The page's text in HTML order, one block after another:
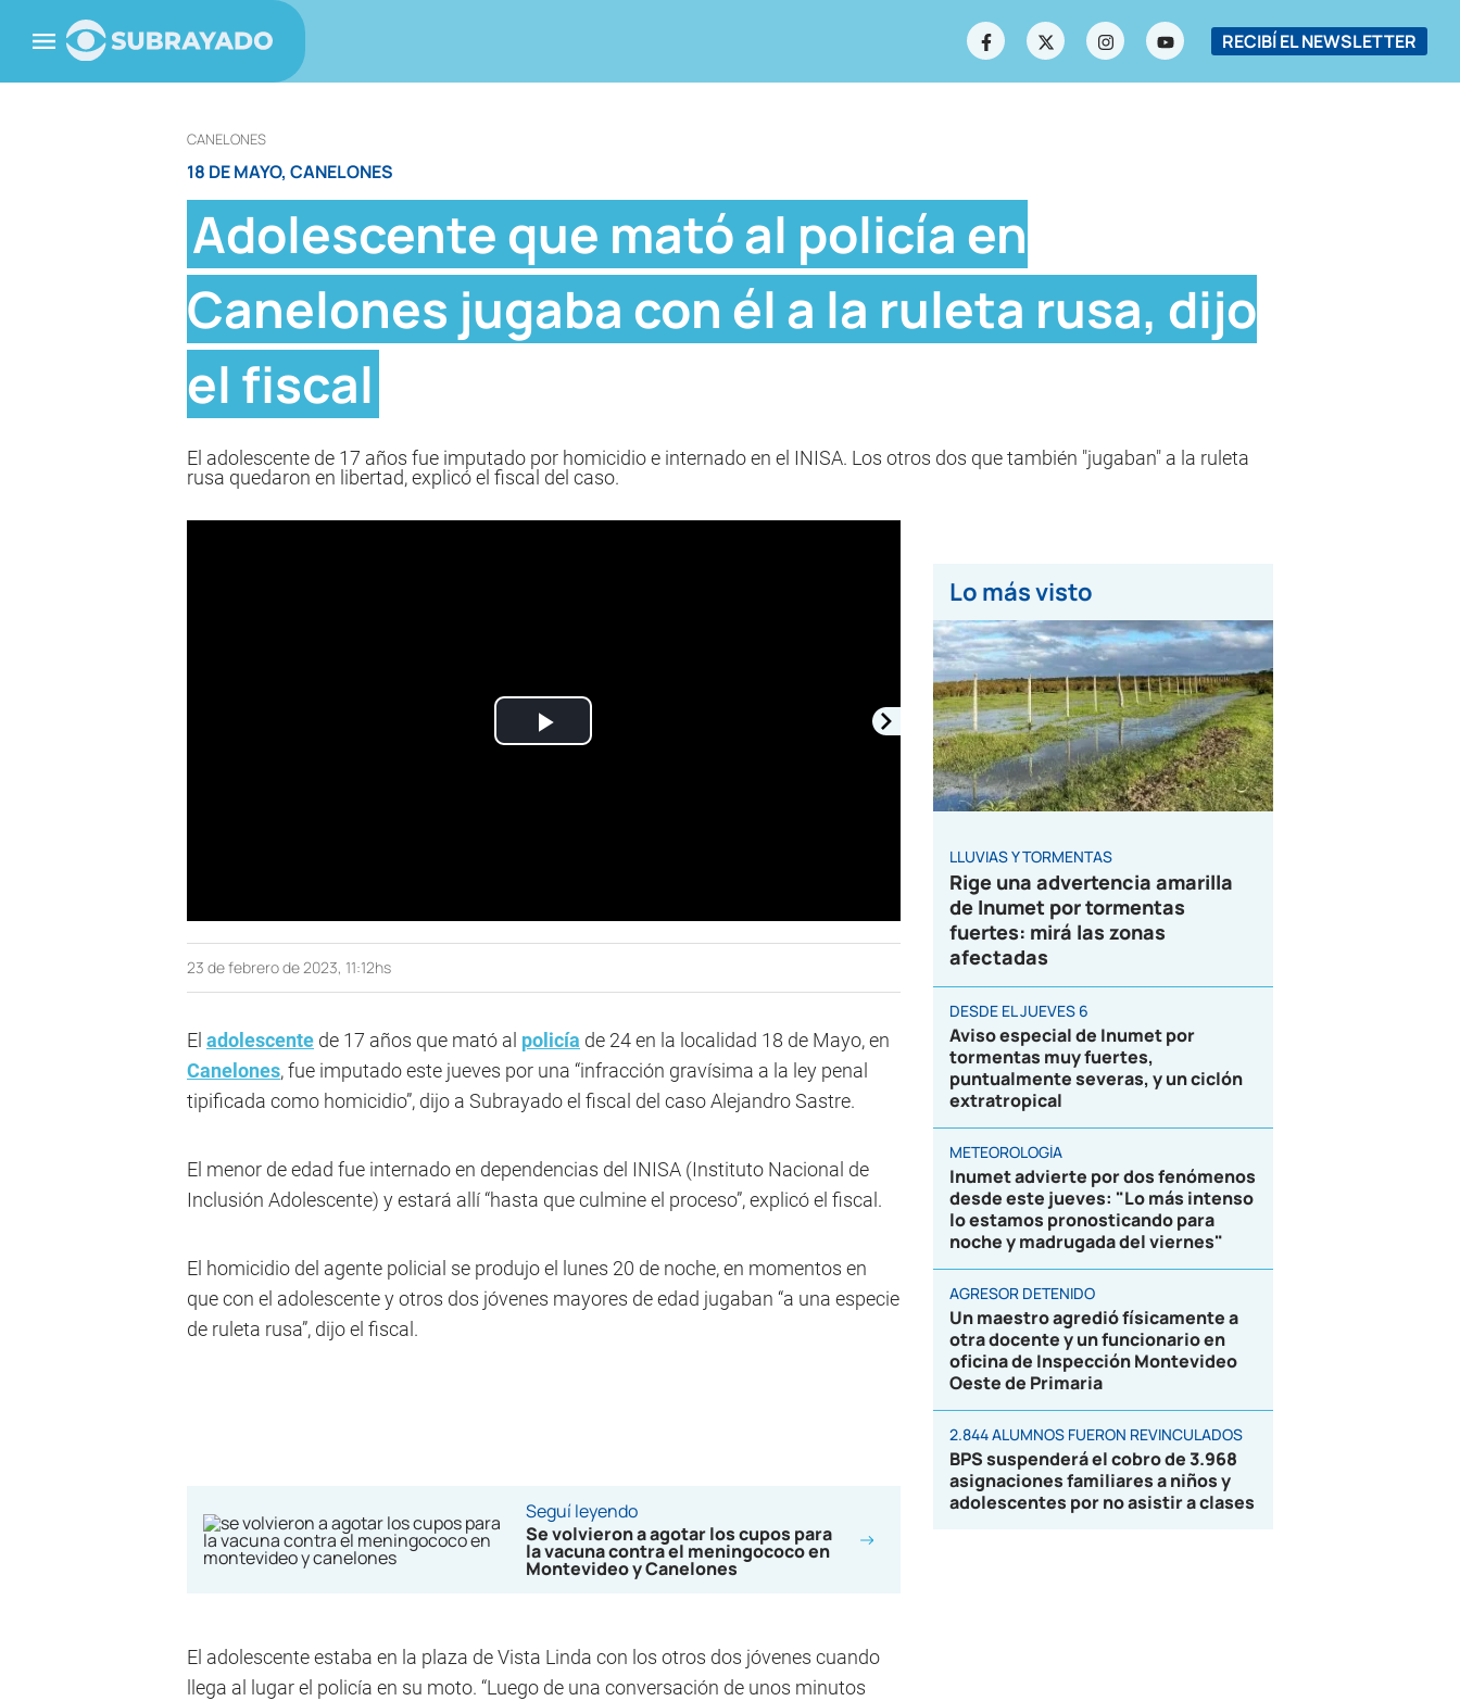
RECIBÍ EL NEWSLETTER
CANELONES
18 DE MAYO, CANELONES
Adolescente que mató al policía en
Canelones jugaba con él a la ruleta rusa, dijo
el fiscal
El adolescente de 17 años fue imputado por homicidio e internado en el INISA. Los otros dos que también "jugaban" a la ruleta
rusa quedaron en libertad, explicó el fiscal del caso.
Play
23 de febrero de 2023, 11:12hs
El adolescente de 17 años que mató al policía de 24 en la localidad 18 de Mayo, en
Canelones, fue imputado este jueves por una “infracción gravísima a la ley penal
tipificada como homicidio”, dijo a Subrayado el fiscal del caso Alejandro Sastre.
El menor de edad fue internado en dependencias del INISA (Instituto Nacional de
Inclusión Adolescente) y estará allí “hasta que culmine el proceso”, explicó el fiscal.
El homicidio del agente policial se produjo el lunes 20 de noche, en momentos en
que con el adolescente y otros dos jóvenes mayores de edad jugaban “a una especie
de ruleta rusa”, dijo el fiscal.
Seguí leyendo
Se volvieron a agotar los cupos para
la vacuna contra el meningococo en
Montevideo y Canelones
El adolescente estaba en la plaza de Vista Linda con los otros dos jóvenes cuando
llega al lugar el policía en su moto. “Luego de una conversación de unos minutos
Lo más visto
LLUVIAS Y TORMENTAS
Rige una advertencia amarilla
de Inumet por tormentas
fuertes: mirá las zonas
afectadas
DESDE EL JUEVES 6
Aviso especial de Inumet por
tormentas muy fuertes,
puntualmente severas, y un ciclón
extratropical
METEOROLOGÍA
Inumet advierte por dos fenómenos
desde este jueves: "Lo más intenso
lo estamos pronosticando para
noche y madrugada del viernes"
AGRESOR DETENIDO
Un maestro agredió físicamente a
otra docente y un funcionario en
oficina de Inspección Montevideo
Oeste de Primaria
2.844 ALUMNOS FUERON REVINCULADOS
BPS suspenderá el cobro de 3.968
asignaciones familiares a niños y
adolescentes por no asistir a clases